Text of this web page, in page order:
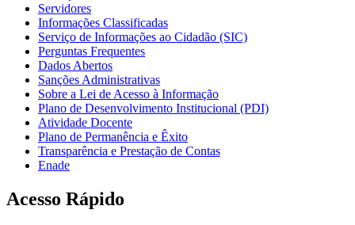
Servidores
Informações Classificadas
Serviço de Informações ao Cidadão (SIC)
Perguntas Frequentes
Dados Abertos
Sanções Administrativas
Sobre a Lei de Acesso à Informação
Plano de Desenvolvimento Institucional (PDI)
Atividade Docente
Plano de Permanência e Êxito
Transparência e Prestação de Contas
Enade
Acesso Rápido